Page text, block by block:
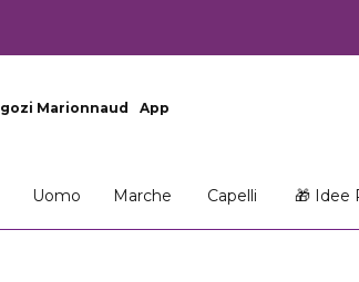
Marionnaud App
Uomo Marche Capelli 🎁 Idee